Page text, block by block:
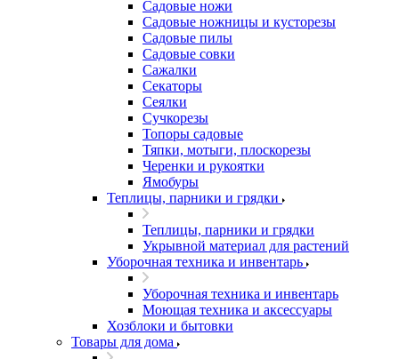
Садовые ножи
Садовые ножницы и кусторезы
Садовые пилы
Садовые совки
Сажалки
Секаторы
Сеялки
Сучкорезы
Топоры садовые
Тяпки, мотыги, плоскорезы
Черенки и рукоятки
Ямобуры
Теплицы, парники и грядки
Теплицы, парники и грядки
Укрывной материал для растений
Уборочная техника и инвентарь
Уборочная техника и инвентарь
Моющая техника и аксессуары
Хозблоки и бытовки
Товары для дома